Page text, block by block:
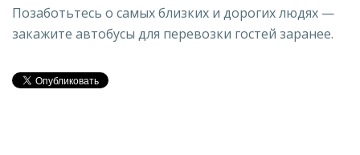
Позаботьтесь о самых близких и дорогих людях —
закажите автобусы для перевозки гостей заранее.